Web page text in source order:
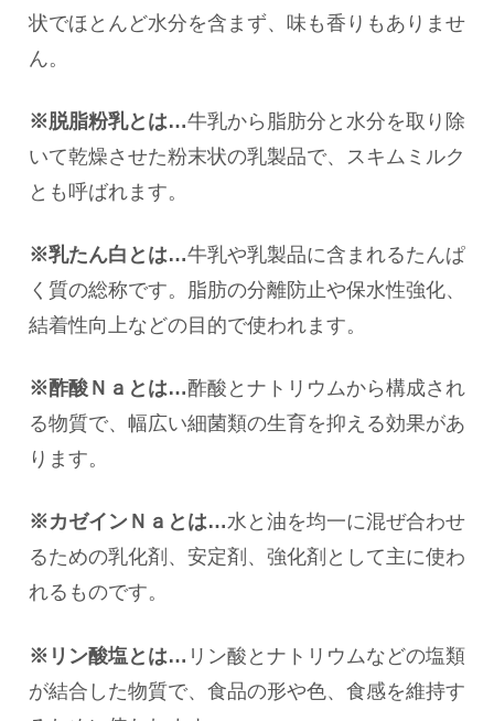
状でほとんど水分を含まず、味も香りもありませ
ん。
※脱脂粉乳とは…牛乳から脂肪分と水分を取り除
いて乾燥させた粉末状の乳製品で、スキムミルク
とも呼ばれます。
※乳たん白とは…牛乳や乳製品に含まれるたんぱ
く質の総称です。脂肪の分離防止や保水性強化、
結着性向上などの目的で使われます。
※酢酸Ｎａとは…酢酸とナトリウムから構成され
る物質で、幅広い細菌類の生育を抑える効果があ
ります。
※カゼインＮａとは…水と油を均一に混ぜ合わせ
るための乳化剤、安定剤、強化剤として主に使わ
れるものです。
※リン酸塩とは… リン酸とナトリウムなどの塩類
が結合した物質で、食品の形や色、食感を維持す